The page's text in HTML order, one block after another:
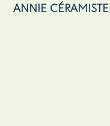
ANNIE CÉRAMISTE